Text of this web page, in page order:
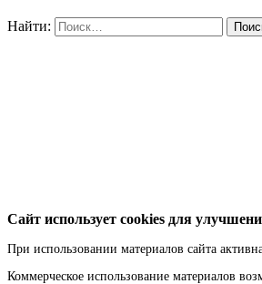
Найти:
Сайт использует cookies для
При использовании материалов сайта
Коммерческое использование материалов